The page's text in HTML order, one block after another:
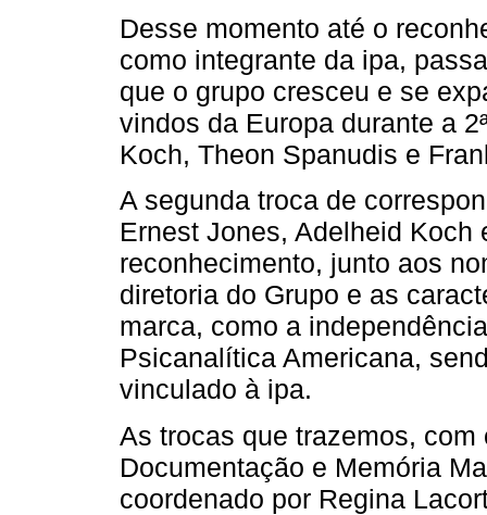
Desse momento até o
como integrante da ipa,
que o grupo cresceu e se
vindos da Europa durante a
Koch, Theon Spanudis e
A segunda troca de
Ernest Jones, Adelheid
reconhecimento, junto aos
diretoria do Grupo e as
marca, como a
Psicanalítica Americana,
vinculado à ipa.
As trocas que trazemos, com
Documentação e Memória
coordenado por Regina